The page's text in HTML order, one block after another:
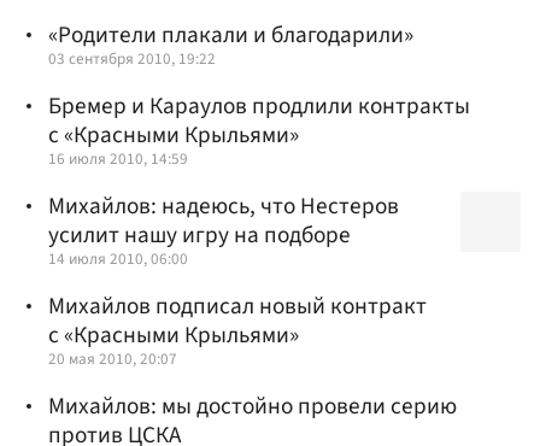
«Родители плакали и благодарили»
03 сентября 2010, 19:22
Бремер и Караулов продлили контракты
с «Красными Крыльями»
16 июля 2010, 14:59
Михайлов: надеюсь, что Нестеров
усилит нашу игру на подборе
14 июля 2010, 06:00
Михайлов подписал новый контракт
с «Красными Крыльями»
20 мая 2010, 20:07
Михайлов: мы достойно провели серию
против ЦСКА